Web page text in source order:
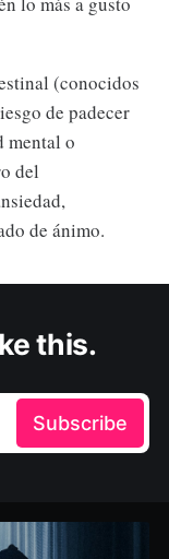
(conocidos
de padecer
mental o
del
de ánimo.
this.
Subscribe